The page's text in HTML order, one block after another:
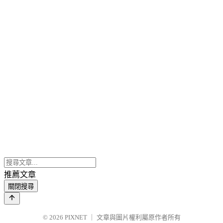
推薦文章
關閉搜尋
© 2026 PIXNET 文章與圖片權利屬原作者所有